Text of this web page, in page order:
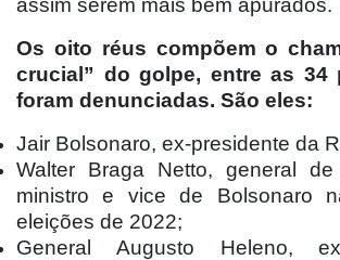
assim serem mais bem apurados.
Os oito réus compõem o
crucial” do golpe, entre as 34
foram denunciadas. São eles:
Jair Bolsonaro, ex-presidente da
Walter Braga Netto, general
ministro e vice de Bolsonaro
eleições de 2022;
General Augusto Heleno,